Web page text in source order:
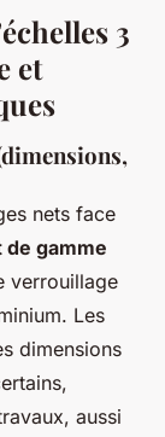
3
et
nets face
de gamme
verrouillage
Les
dimensions
aussi